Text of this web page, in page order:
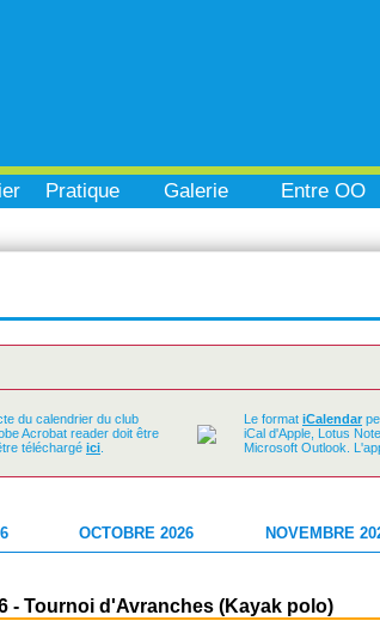
Pratique Galerie Entre OO
du calendrier du club
Acrobat reader doit être
téléchargé ici
Le format iCalendar
iCal d'Apple, Lotus
Microsoft Outlook.
OCTOBRE 2026 NOVEMBRE
- Tournoi d'Avranches (Kayak polo)